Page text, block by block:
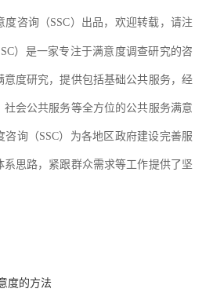
度咨询（SSC）出品，欢迎转载，请注
）是一家专注于满意度调查研究的咨
意度研究，提供包括基础公共服务，经
会公共服务等全方位的公共服务满意
咨询（SSC）为各地区政府建设完善服
思路，紧跟群众需求等工作提供了坚
度的方法